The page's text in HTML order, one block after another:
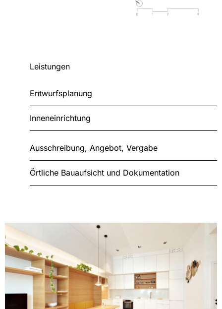
Leistungen
Entwurfsplanung
Inneneinrichtung
Ausschreibung, Angebot, Vergabe
Örtliche Bauaufsicht und Dokumentation